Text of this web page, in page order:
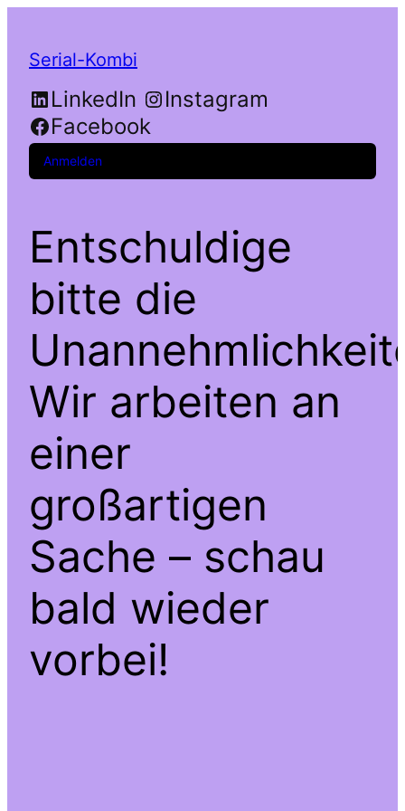
Serial-Kombi
LinkedIn
Instagram
Facebook
Anmelden
Entschuldige
bitte die
Wir arbeiten an
einer
großartigen
Sache – schau
bald wieder
vorbei!